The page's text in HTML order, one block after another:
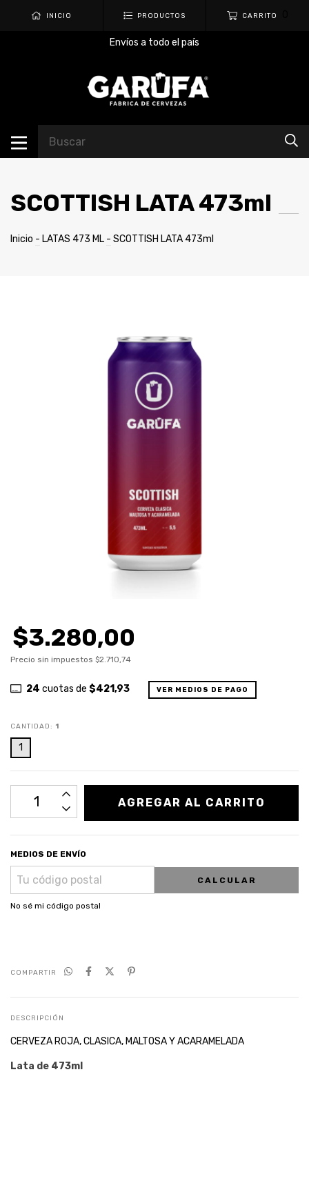
INICIO PRODUCTOS CARRITO
Envíos a todo el país
SCOTTISH LATA 473ml
Inicio - LATAS 473 ML - SCOTTISH LATA 473ml
$3.280,00
Precio sin impuestos $2.710,74
24 cuotas de $421,93 VER MEDIOS DE PAGO
CANTIDAD: 1
1
MEDIOS DE ENVÍO
CALCULAR
No sé mi código postal
COMPARTIR
DESCRIPCIÓN
CERVEZA ROJA, CLASICA, MALTOSA Y ACARAMELADA
Lata de 473ml